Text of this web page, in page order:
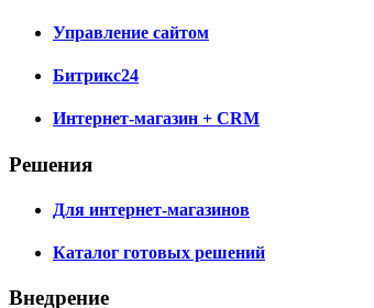
Управление сайтом
Битрикс24
Интернет-магазин + CRM
Решения
Для интернет-магазинов
Каталог готовых решений
Внедрение